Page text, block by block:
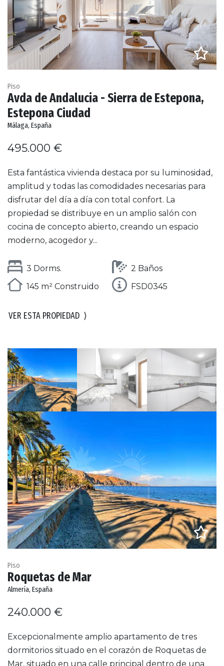
Piso
Avda de Andalucia - Sierra de Estepona,
Estepona Ciudad
Málaga, España
495.000 €
Esta fantástica vivienda destaca por su luminosidad,
amplitud y todas las comodidades necesarias para
disfrutar del día a día con total confort. La
propiedad se distribuye en un amplio salón con
cocina de concepto abierto, creando un espacio
moderno, acogedor y...
3 Dorms.
2 Baños
145 m² Construido
FSD0345
VER ESTA PROPIEDAD ⟩
Piso
Roquetas de Mar
Almería, España
240.000 €
Excepcionalmente amplio apartamento de tres
dormitorios situado en el corazón de Roquetas de
Mar, situado en una calle principal dentro de una